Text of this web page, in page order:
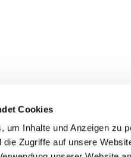
Cookies
um Inhalte und Anzeigen zu
die Zugriffe auf unsere
Ev. Brückenschlag-Gemeinde